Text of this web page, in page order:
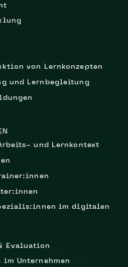
von Lernkonzepten
und Lernbegleitung
und Lernkontext
im digitalen
Evaluation
im Unternehmen